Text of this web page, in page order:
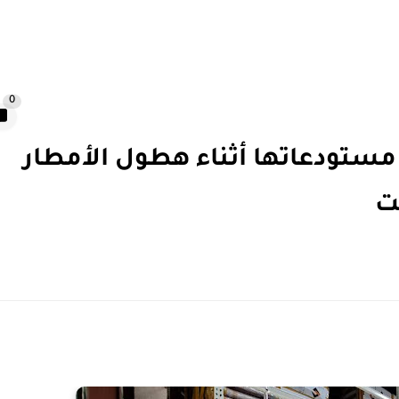
0
أثناء هطول الأمطار